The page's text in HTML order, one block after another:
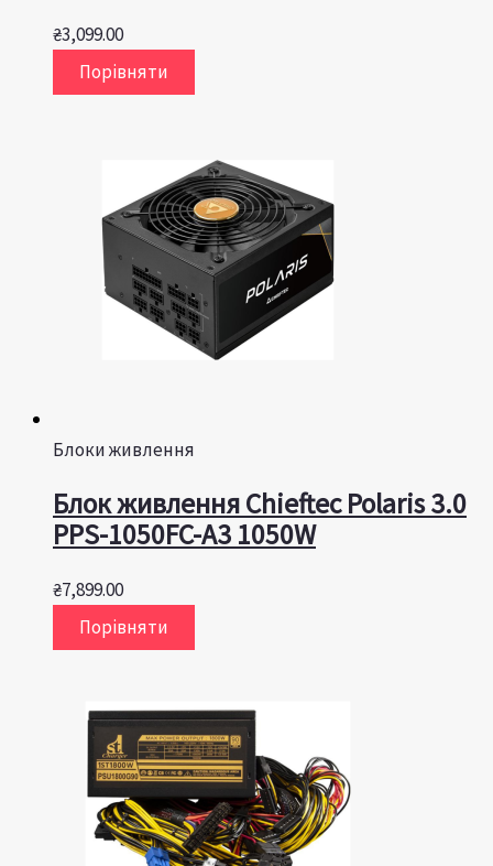
₴3,099.00
Порівняти
Блоки живлення
Блок живлення Chieftec Polaris 3.0
PPS-1050FC-A3 1050W
₴7,899.00
Порівняти